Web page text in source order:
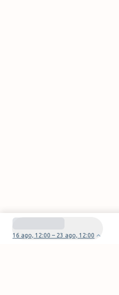
16 ago, 12:00 – 23 ago, 12:00